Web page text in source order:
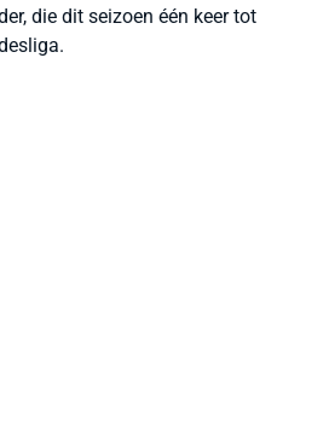
die dit seizoen één keer tot